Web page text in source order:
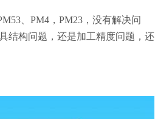
、PM4，PM23，没有解决问
结构问题，还是加工精度问题，还